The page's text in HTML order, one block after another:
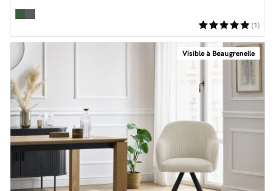
(1)
Visible à Beaugrenelle